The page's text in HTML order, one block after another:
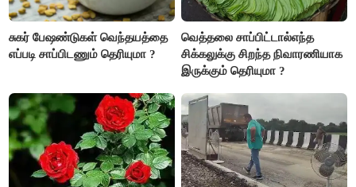
சுகர் பேஷண்டுகள் வெந்தயத்தை
எப்படி சாப்பிடணும் தெரியுமா ?
வெத்தலை சாப்பிட்டால்எந்த
சிக்கலுக்கு சிறந்த நிவாரணியாக
இருக்கும் தெரியுமா ?